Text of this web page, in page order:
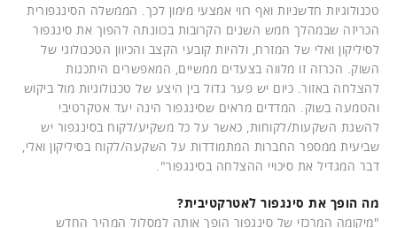
טכנולוגיות חדשניות ואף רווי אמצעי מימון לכך. הממשלה הסינגפורית
הכריזה שבמהלך חמש השנים הקרובות בכוונתה להפוך את סינגפור
לסיליקון ואלי של המזרח, ולהיות קובעי הקצב והכיוון הטכנולוגי של
השוק. הכרזה זו מלווה בצעדים ממשיים, המאפשרים היתכנות
להצלחה באזור. כיום יש פער גדול בין היצע של טכנולוגיות מול ביקוש
והטמעה בשוק. המדדים מראים שסינגפור הינה יעד אטקרטיבי
להשגת השקעות/לקוחות, כאשר על כל משקיע/לקוח בסינגפור יש
שביעית ממספר החברות המתמודדות על השקעה/לקוח בסיליקון ואלי,
דבר המגדיל את סיכויי ההצלחה בסינגפור".
מה הופך את סינגפור לאטרקטיבית?
"מיקומה המרכזי של סינגפור הופך אותה למסלול המהיר החדש